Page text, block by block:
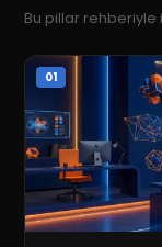
Bu pillar rehberiyle
01